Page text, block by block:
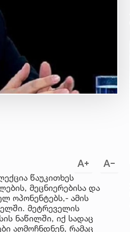
წაუკითხეს
მეცნიერებისა და
ოპონენტებს,- ამის
მეტრეველის
ნაწილში, იქ სადაც
აღმოჩნდნენ, რამაც